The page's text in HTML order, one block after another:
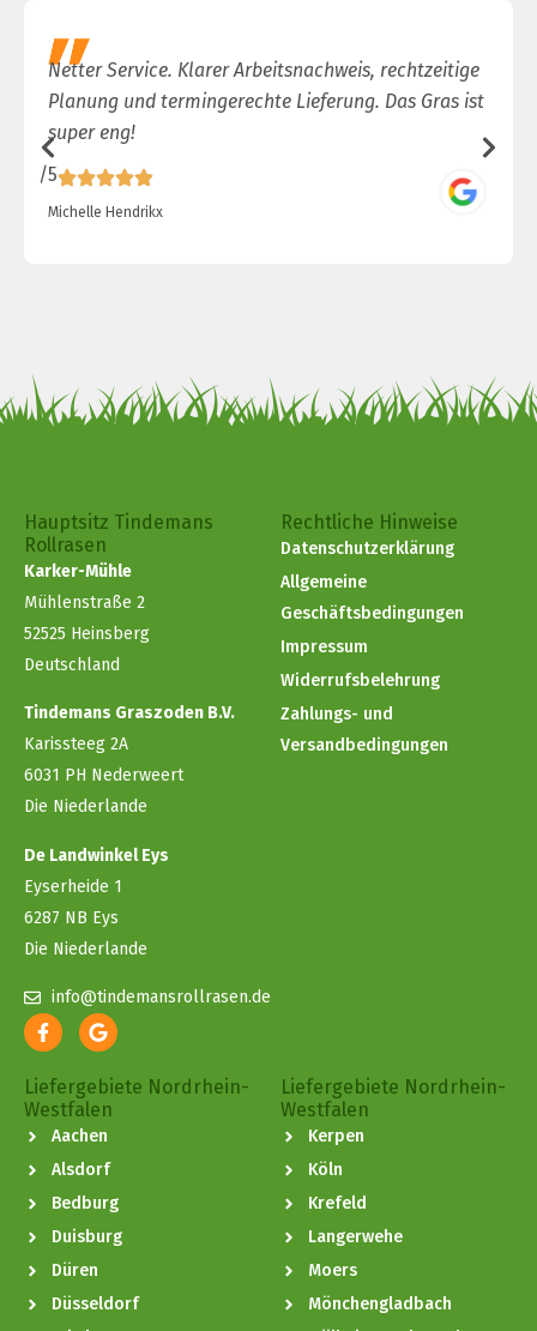
Netter Service. Klarer Arbeitsnachweis, rechtzeitige
Planung und termingerechte Lieferung. Das Gras ist
super eng!
/5
Michelle Hendrikx
Hauptsitz Tindemans
Rollrasen
Karker-Mühle
Mühlenstraße 2
52525 Heinsberg
Deutschland
Tindemans Graszoden B.V.
Karissteeg 2A
6031 PH Nederweert
Die Niederlande
De Landwinkel Eys
Eyserheide 1
6287 NB Eys
Die Niederlande
info@tindemansrollrasen.de
Rechtliche Hinweise
Datenschutzerklärung
Allgemeine
Geschäftsbedingungen
Impressum
Widerrufsbelehrung
Zahlungs- und
Versandbedingungen
Liefergebiete Nordrhein-
Westfalen
Aachen
Alsdorf
Bedburg
Duisburg
Düren
Düsseldorf
Liefergebiete Nordrhein-
Westfalen
Kerpen
Köln
Krefeld
Langerwehe
Moers
Mönchengladbach